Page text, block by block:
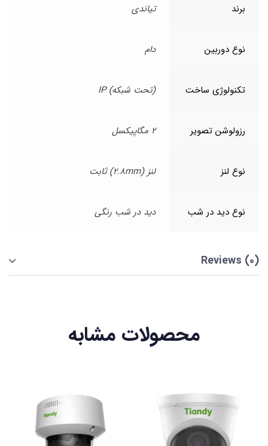
برند تیاندی
نوع دوربین دام
تکنولوژی ساخت (تحت شبکه) IP
رزولوشن تصویر 2 مگاپیکسل
نوع لنز لنز (2.8mm) ثابت
نوع دید در شب دید در شب رنگی
Reviews (0)
محصولات مشابه